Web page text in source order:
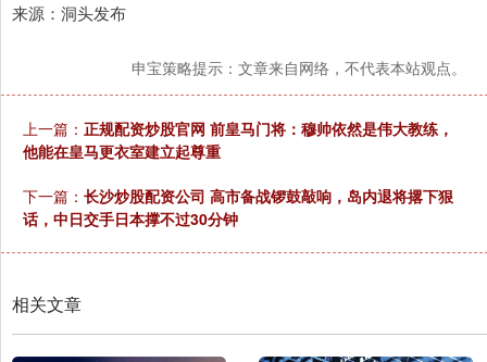
来源：洞头发布
申宝策略提示：文章来自网络，不代表本站观点。
上一篇： 正规配资炒股官网 前皇马门将：穆帅依然是伟大教练，
他能在皇马更衣室建立起尊重
下一篇： 长沙炒股配资公司 高市备战锣鼓敲响，岛内退将撂下狠
话，中日交手日本撑不过30分钟
相关文章